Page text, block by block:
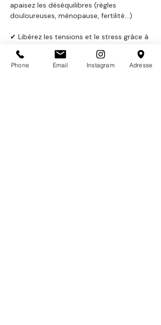
apaisez les déséquilibres (règles
douloureuses, ménopause, fertilité...)
✔ Libérez les tensions et le stress grâce à
✔ Renforcez votre énergie féminine et
Phone Email Instagram Adresse